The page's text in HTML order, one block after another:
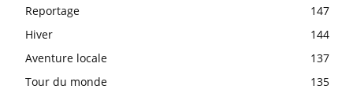
Reportage
147
Hiver
144
Aventure locale
137
Tour du monde
135